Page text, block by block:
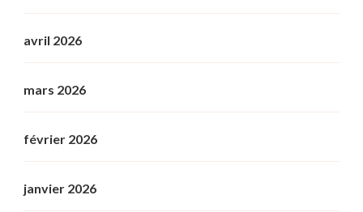
avril 2026
mars 2026
février 2026
janvier 2026